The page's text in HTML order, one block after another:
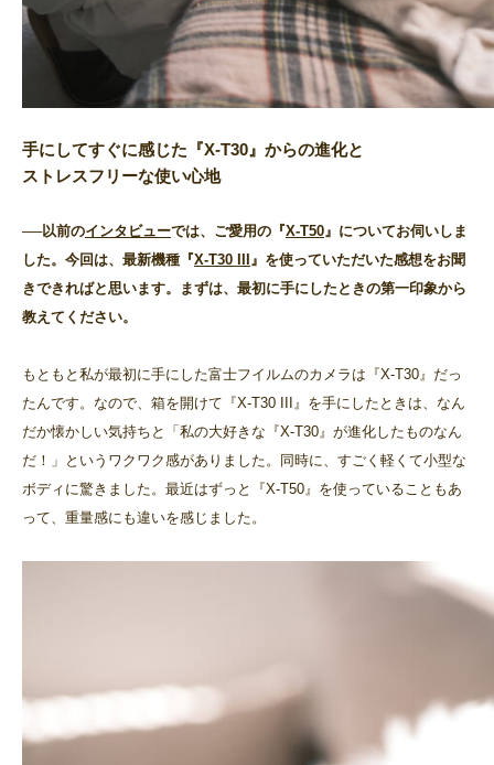
手にしてすぐに感じた『X-T30』からの進化と
ストレスフリーな使い心地
──以前のインタビューでは、ご愛用の『X-T50 』についてお伺いしま
した。今回は、最新機種『X-T30 III 』を使っていただいた感想をお聞
きできればと思います。まずは、最初に手にしたときの第一印象から
教えてください。
もともと私が最初に手にした富士フイルムのカメラは『X-T30』だっ
たんです。なので、箱を開けて『X-T30 III』を手にしたときは、なん
だか懐かしい気持ちと「私の大好きな『X-T30』が進化したものなん
だ！」というワクワク感がありました。同時に、すごく軽くて小型な
ボディに驚きました。最近はずっと『X-T50』を使っていることもあ
って、重量感にも違いを感じました。